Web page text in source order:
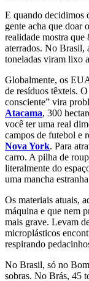
E quando decidimos
gente acha que doar
realidade mostra que
aterrados. No Brasil,
toneladas viram lixo
Globalmente, os
de resíduos têxteis.
consciente” vira
Atacama, 300
você ter uma real
campos de futebol e
Nova York. Para
carro. A pilha de
literalmente do
uma mancha
Os materiais atuais,
máquina e que nem
mais grave. Levam
microplásticos
respirando
No Brasil, só no
sobras. No Brás, 45